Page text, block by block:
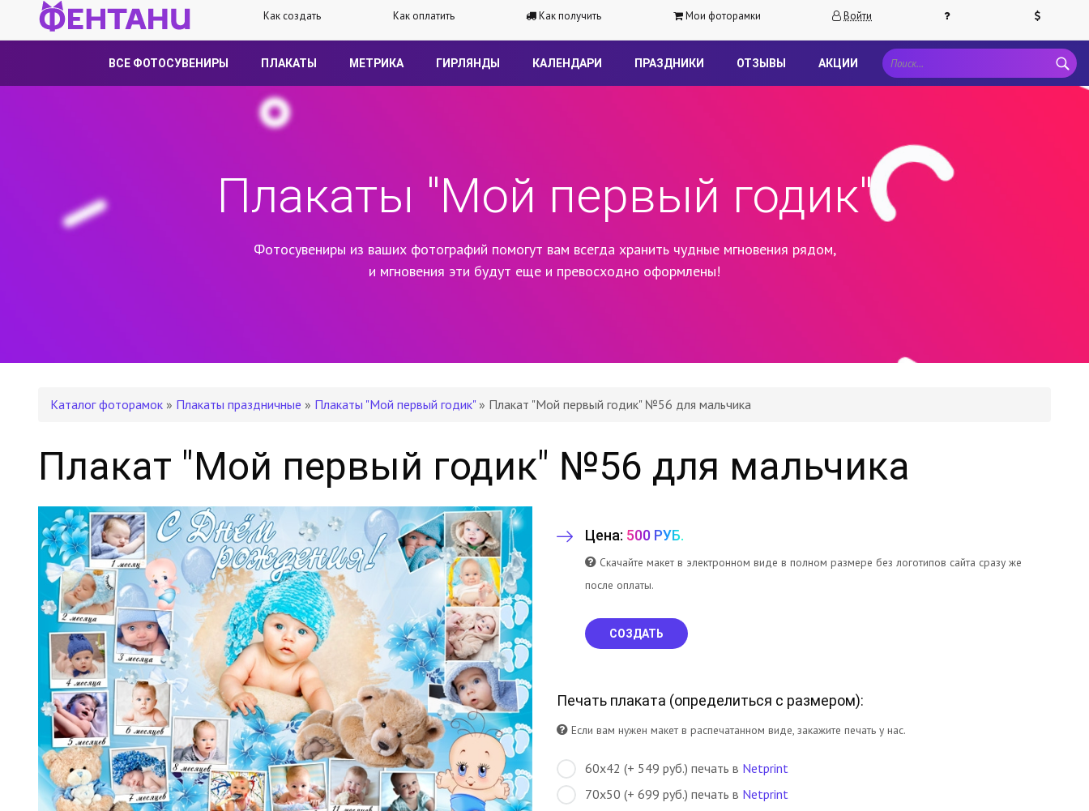
Как создать Как оплатить Как получить Мои фоторамки Войти
ВСЕ ФОТОСУВЕНИРЫ ПЛАКАТЫ МЕТРИКА ГИРЛЯНДЫ КАЛЕНДАРИ ПРАЗДНИКИ ОТЗЫВЫ АКЦИИ
Плакаты "Мой первый годик"
Фотосувениры из ваших фотографий помогут вам всегда хранить чудные мгновения рядом,
и мгновения эти будут еще и превосходно оформлены!
Каталог фоторамок » Плакаты праздничные » Плакаты "Мой первый годик"» Плакат "Мой первый годик" №56 для мальчика
Плакат "Мой первый годик" №56 для мальчика
Цена: 500 РУБ.
Скачайте макет в электронном виде в полном размере без логотипов сайта сразу же
после оплаты.
СОЗДАТЬ
Печать плаката (определиться с размером):
Если вам нужен макет в распечатанном виде, закажите печать у нас.
60х42 (+ 549 руб.) печать в Netprint
70х50 (+ 699 руб.) печать в Netprint